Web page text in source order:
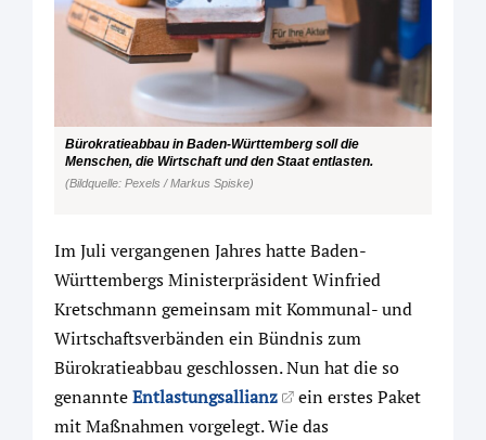
Bürokratieabbau in Baden-Württemberg soll die
Menschen, die Wirtschaft und den Staat entlasten.
(Bildquelle: Pexels / Markus Spiske)
Im Juli vergangenen Jahres hatte Baden-
Württembergs Ministerpräsident Winfried
Kretschmann gemeinsam mit Kommunal- und
Wirtschaftsverbänden ein Bündnis zum
Bürokratieabbau geschlossen. Nun hat die so
genannteEntlastungsallianz
ein erstes Paket
mit Maßnahmen vorgelegt. Wie das